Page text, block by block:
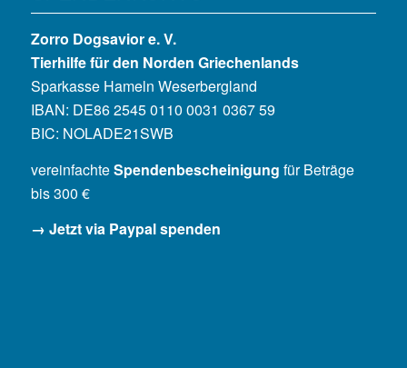
Zorro Dogsavior e. V.
Tierhilfe für den Norden Griechenlands
Sparkasse Hameln Weserbergland
IBAN: DE86 2545 0110 0031 0367 59
BIC: NOLADE21SWB
vereinfachteSpendenbescheinigung für Beträge
bis 300 €
→ Jetzt via Paypal spenden